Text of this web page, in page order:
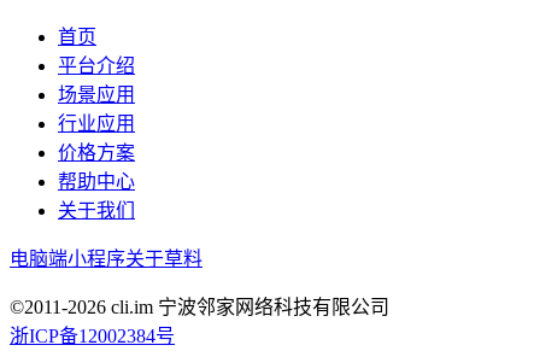
首页
平台介绍
场景应用
行业应用
价格方案
帮助中心
关于我们
电脑端小程序关于草料
©2011-2026 cli.im 宁波邻家网络科技有限公司
浙ICP备12002384号